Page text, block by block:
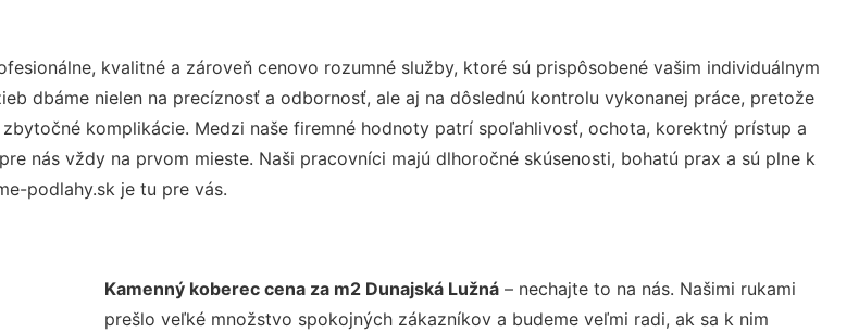
kvalitné a zároveň cenovo rozumné služby, ktoré sú prispôsobené vašim individuálnym
dbáme nielen na precíznosť a odbornosť, ale aj na dôslednú kontrolu vykonanej práce, pretože
komplikácie. Medzi naše firemné hodnoty patrí spoľahlivosť, ochota, korektný prístup a
nás vždy na prvom mieste. Naši pracovníci majú dlhoročné skúsenosti, bohatú prax a sú plne k
podlahy.sk je tu pre vás.
Kamenný koberec cena za m2 Dunajská Lužná– nechajte to na nás. Našimi rukami
prešlo veľké množstvo spokojných zákazníkov a budeme veľmi radi, ak sa k nim